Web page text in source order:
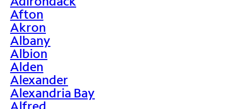
Afton
Akron
Albany
Albion
Alden
Alexander
Alexandria Bay
Alfred